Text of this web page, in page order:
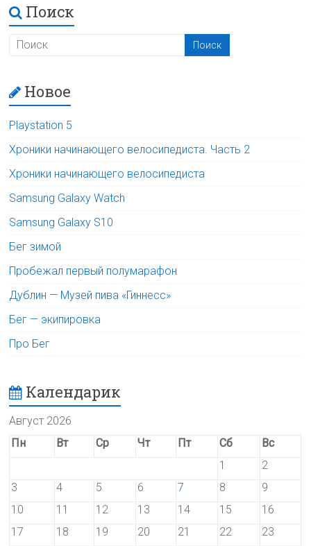
Поиск
Новое
Playstation 5
Хроники начинающего велосипедиста. Часть 2
Хроники начинающего велосипедиста
Samsung Galaxy Watch
Samsung Galaxy S10
Бег зимой
Пробежал первый полумарафон
Дублин — Музей пива «Гиннесс»
Бег — экипировка
Про Бег
Календарик
Август 2026
Пн
Вт Ср Чт Пт Сб
Вс
1
2
3
4 5 6 7 8
9
10
11 12 13 14 15
16
17
18 19 20 21 22
23